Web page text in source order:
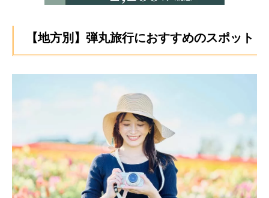
【地方別】弾丸旅行におすすめのスポット